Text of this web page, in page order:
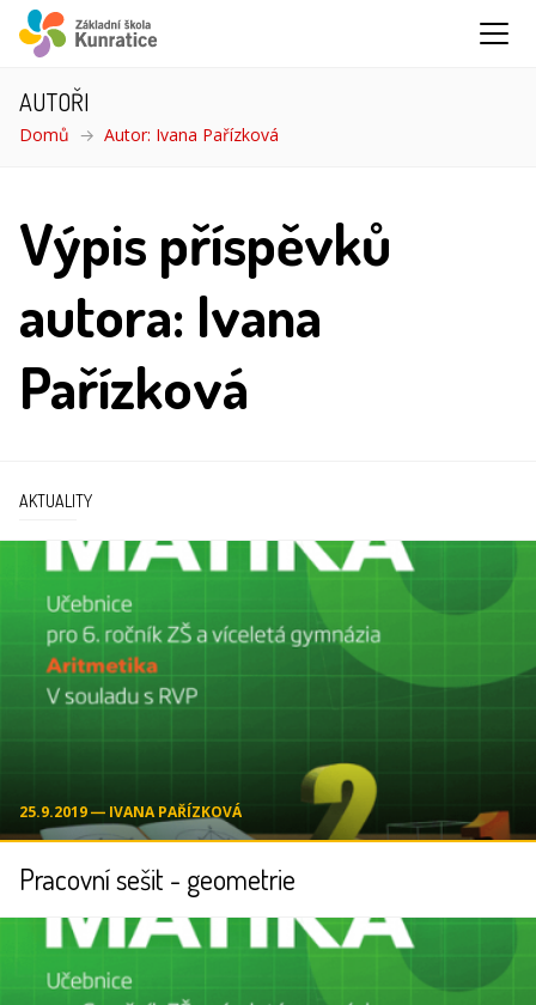
AUTOŘI
Domů Autor: Ivana Pařízková
Výpis příspěvků
autora: Ivana
Pařízková
AKTUALITY
25.9.2019 ― IVANA PAŘÍZKOVÁ
Pracovní sešit - geometrie